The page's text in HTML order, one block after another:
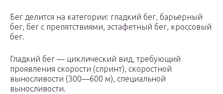
Бег делится на категории: гладкий бег, барьерный
бег, бег с препятствиями, эстафетный бег, кроссовый
бег.
Гладкий бег — циклический вид, требующий
проявления скорости (спринт), скоростной
выносливости (300—600 м), специальной
выносливости.